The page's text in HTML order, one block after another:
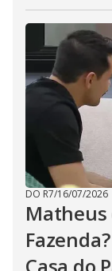
DO R7/16/07/2026
Matheus